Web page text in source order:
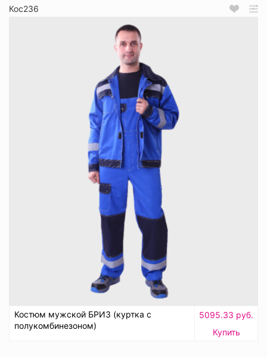
Кос236
Костюм мужской БРИЗ (куртка с
полукомбинезоном)
5095.33 руб.
Купить